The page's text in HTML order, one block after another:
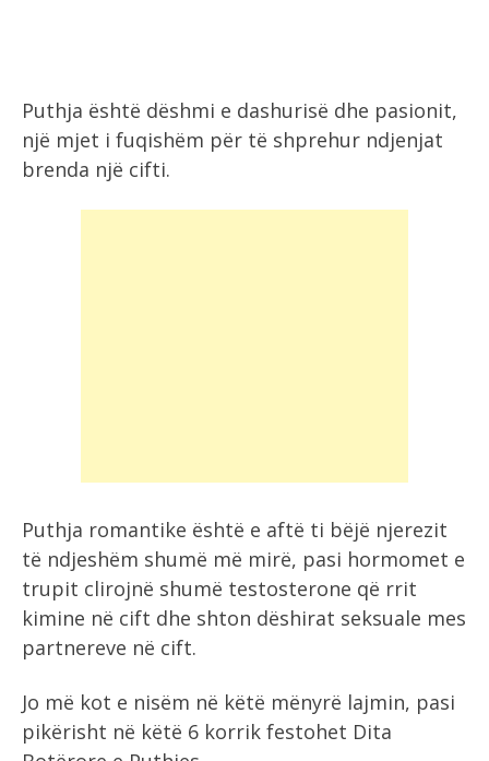
Puthja është dëshmi e dashurisë dhe pasionit,
një mjet i fuqishëm për të shprehur ndjenjat
brenda një cifti.
Puthja romantike është e aftë ti bëjë njerezit
të ndjeshëm shumë më mirë, pasi hormomet e
trupit clirojnë shumë testosterone që rrit
kimine në cift dhe shton dëshirat seksuale mes
partnereve në cift.
Jo më kot e nisëm në këtë mënyrë lajmin, pasi
pikërisht në këtë 6 korrik festohet Dita